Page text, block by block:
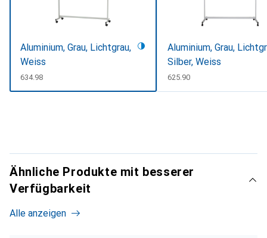
Aluminium, Grau, Lichtgrau,
Weiss
CHF
634.98
Aluminium, Grau,
Silber, Weiss
CHF
625.90
Ähnliche Produkte mit besserer
Verfügbarkeit
Alle anzeigen